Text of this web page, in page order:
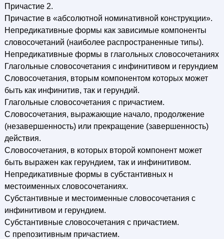
Причастие 2.
Причастие в «абсолютной номинативной конструкции».
Непредикативные формы как зависимые компоненты
словосочетаний (наиболее распространенные типы).
Непредикативные формы в глагольных словосочетаниях
Глагольные словосочетания с инфинитивом и герундием
Словосочетания, вторым компонентом которых может
быть как инфинитив, так и герундий.
Глагольные словосочетания с причастием.
Словосочетания, выражающие начало, продолжение
(незавершенность) или прекращение (завершенность)
действия.
Словосочетания, в которых второй компонент может
быть выражен как герундием, так и инфинитивом.
Непредикативные формы в субстантивных н
местоименных словосочетаниях.
Субстантивные и местоименные словосочетания с
инфинитивом и герундием.
Субстантивные словосочетания с причастием.
С препозитивным причастием.